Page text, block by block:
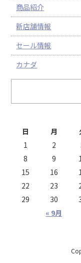
商品紹介
新店舗情報
セール情報
カナダ
日
月
« 9月
1 2
8
9
15
16
22
23
29
30